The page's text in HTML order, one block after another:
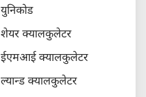
युनिकोड
शेयर क्यालकुलेटर
ईएमआई क्यालकुलेटर
ल्यान्ड क्यालकुलेटर